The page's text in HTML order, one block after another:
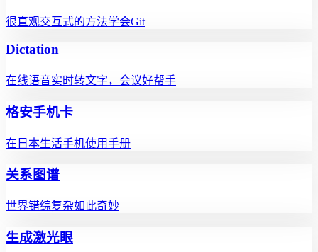
很直观交互式的方法学会Git
Dictation
在线语音实时转文字，会议好帮手
格安手机卡
在日本生活手机使用手册
关系图谱
世界错综复杂如此奇妙
生成激光眼